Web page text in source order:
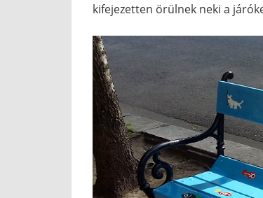
kifejezetten örülnek neki a